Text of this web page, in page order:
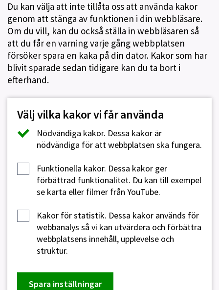
Du kan välja att inte tillåta oss att använda kakor
genom att stänga av funktionen i din webbläsare.
Om du vill, kan du också ställa in webbläsaren så
att du får en varning varje gång webbplatsen
försöker spara en kaka på din dator. Kakor som har
blivit sparade sedan tidigare kan du ta bort i
efterhand.
Välj vilka kakor vi får använda
Nödvändiga kakor. Dessa kakor är
nödvändiga för att webbplatsen ska fungera.
Funktionella kakor. Dessa kakor ger
förbättrad funktionalitet. Du kan till exempel
se karta eller filmer från YouTube.
Kakor för statistik. Dessa kakor används för
webbanalys så vi kan utvärdera och förbättra
webbplatsens innehåll, upplevelse och
struktur.
Spara inställningar